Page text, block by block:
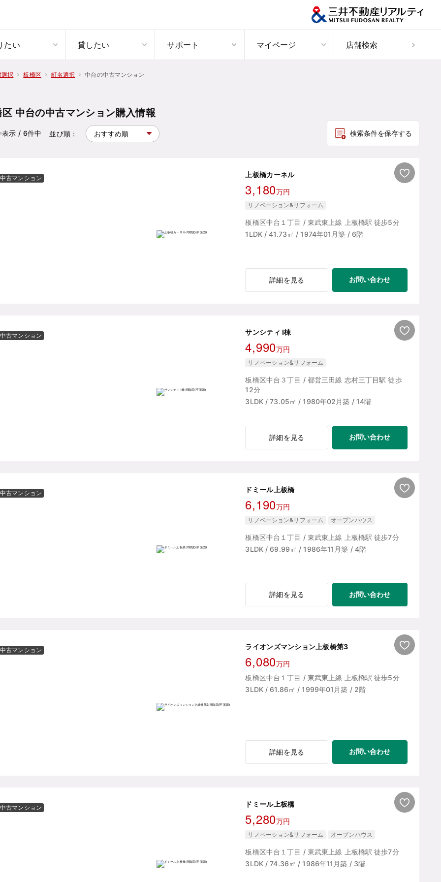
たい 貸したい サポート マイページ 店舗検索
択 板橋区 町名選択 中台の中古マンション
中台の中古マンション購入情報
表示 / 6件中 並び順： 検索条件を保存する
中古マンション 上板橋カーネル
3,180万円
リノベーション&リフォーム
板橋区中台１丁目 / 東武東上線 上板橋駅 徒歩5分
1LDK / 41.73㎡ / 1974年01月築 / 6階
詳細を見る お問い合わせ
中古マンション サンシティ I棟
4,990万円
リノベーション&リフォーム
板橋区中台３丁目 / 都営三田線 志村三丁目駅 徒歩
12分
3LDK / 73.05㎡ / 1980年02月築 / 14階
詳細を見る お問い合わせ
中古マンション ドミール上板橋
6,190万円
リノベーション&リフォーム オープンハウス
板橋区中台１丁目 / 東武東上線 上板橋駅 徒歩7分
3LDK / 69.99㎡ / 1986年11月築 / 4階
詳細を見る お問い合わせ
中古マンション ライオンズマンション上板橋第3
6,080万円
板橋区中台１丁目 / 東武東上線 上板橋駅 徒歩5分
3LDK / 61.86㎡ / 1999年01月築 / 2階
詳細を見る お問い合わせ
中古マンション ドミール上板橋
5,280万円
リノベーション&リフォーム オープンハウス
板橋区中台１丁目 / 東武東上線 上板橋駅 徒歩7分
3LDK / 74.36㎡ / 1986年11月築 / 3階